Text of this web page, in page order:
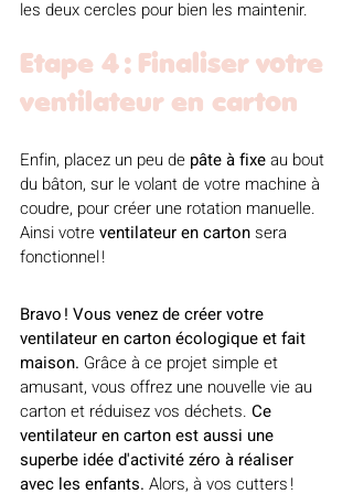
les deux cercles pour bien les maintenir.
Etape 4 : Finaliser votre
ventilateur en carton
Enfin, placez un peu de pâte à fixe au bout
du bâton, sur le volant de votre machine à
coudre, pour créer une rotation manuelle.
Ainsi votre ventilateur en carton sera
fonctionnel !
Bravo ! Vous venez de créer votre
ventilateur en carton écologique et fait
maison. Grâce à ce projet simple et
amusant, vous offrez une nouvelle vie au
carton et réduisez vos déchets. Ce
ventilateur en carton est aussi une
superbe idée d'activité zéro à réaliser
avec les enfants. Alors, à vos cutters !